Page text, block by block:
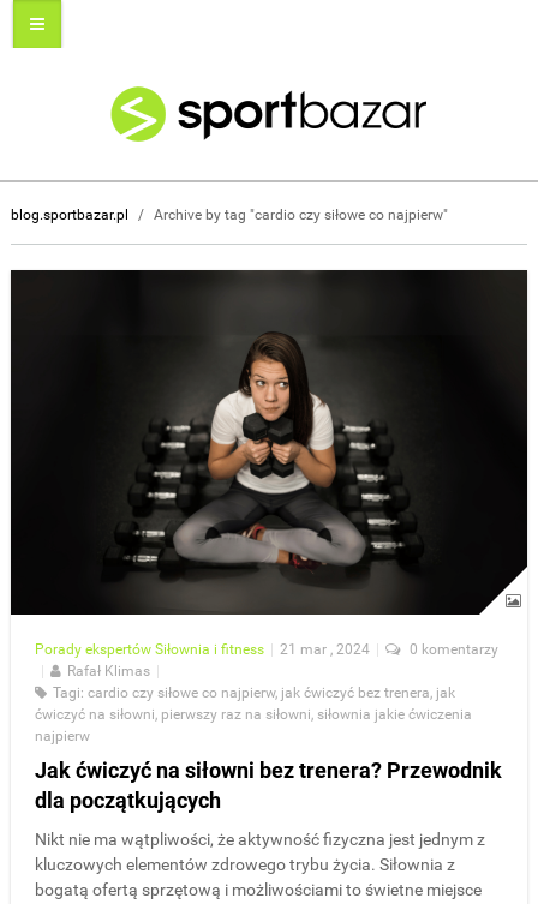
blog.sportbazar.pl / Archive by tag "cardio czy siłowe co najpierw"
Porady ekspertów Siłownia i fitness | 21 mar , 2024 |
0 komentarzy
|
Rafał Klimas |
Tagi: cardio czy siłowe co najpierw, jak ćwiczyć bez trenera jak
ćwiczyć na siłowni pierwszy raz na siłowni siłownia jakie ćwiczenia
najpierw
Jak ćwiczyć na siłowni bez trenera? Przewodnik
dla początkujących
Nikt nie ma wątpliwości, że aktywność fizyczna jest jednym z
kluczowych elementów zdrowego trybu życia. Siłownia z
bogatą ofertą sprzętową i możliwościami to świetne miejsce